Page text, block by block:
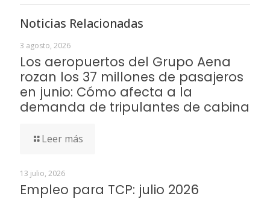
Noticias Relacionadas
3 agosto, 2026
Los aeropuertos del Grupo Aena
rozan los 37 millones de pasajeros
en junio: Cómo afecta a la
demanda de tripulantes de cabina
Leer más
13 julio, 2026
Empleo para TCP: julio 2026